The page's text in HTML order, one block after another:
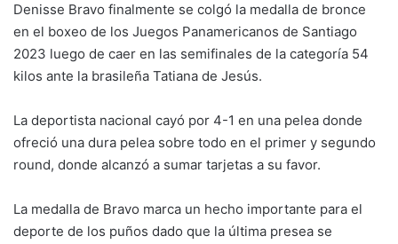
Denisse Bravo finalmente se colgó la medalla de bronce
en el boxeo de los Juegos Panamericanos de Santiago
2023 luego de caer en las semifinales de la categoría 54
kilos ante la brasileña Tatiana de Jesús.
La deportista nacional cayó por 4-1 en una pelea donde
ofreció una dura pelea sobre todo en el primer y segundo
round, donde alcanzó a sumar tarjetas a su favor.
La medalla de Bravo marca un hecho importante para el
deporte de los puños dado que la última presea se